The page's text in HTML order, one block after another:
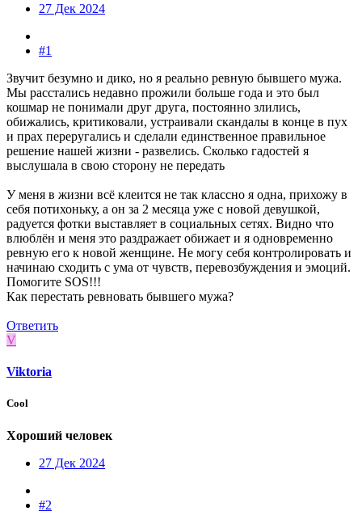
27 Дек 2024
#1
Звучит безумно и дико, но я реально ревную бывшего мужа.
Мы расстались недавно прожили больше года и это был
кошмар не понимали друг друга, постоянно злились,
обижались, критиковали, устраивали скандалы в конце в пух
и прах переругались и сделали единственное правильное
решение нашей жизни - развелись. Сколько гадостей я
выслушала в свою сторону не передать
У меня в жизни всё клеится не так классно я одна, прихожу в
себя потихоньку, а он за 2 месяца уже с новой девушкой,
радуется фотки выставляет в социальных сетях. Видно что
влюблён и меня это раздражает обижает и я одновременно
ревную его к новой женщине. Не могу себя контролировать и
начинаю сходить с ума от чувств, перевозбуждения и эмоций.
Помогите SOS!!!
Как перестать ревновать бывшего мужа?
Ответить
V
Viktoria
Cool
Хороший человек
27 Дек 2024
#2